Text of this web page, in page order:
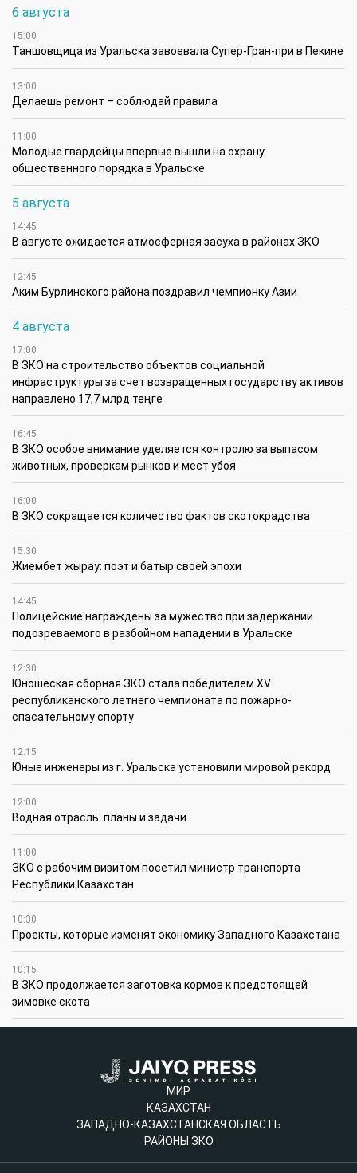
6 августа
15:00
Таншовщица из Уральска завоевала Супер-Гран-при в Пекине
13:00
Делаешь ремонт – соблюдай правила
11:00
Молодые гвардейцы впервые вышли на охрану
общественного порядка в Уральске
5 августа
14:45
В августе ожидается атмосферная засуха в районах ЗКО
12:45
Аким Бурлинского района поздравил чемпионку Азии
4 августа
17:00
В ЗКО на строительство объектов социальной
инфраструктуры за счет возвращенных государству активов
направлено 17,7 млрд теңге
16:45
В ЗКО особое внимание уделяется контролю за выпасом
животных, проверкам рынков и мест убоя
16:00
В ЗКО сокращается количество фактов скотокрадства
15:30
Жиембет жырау: поэт и батыр своей эпохи
14:45
Полицейские награждены за мужество при задержании
подозреваемого в разбойном нападении в Уральске
12:30
Юношеская сборная ЗКО стала победителем XV
республиканского летнего чемпионата по пожарно-
спасательному спорту
12:15
Юные инженеры из г. Уральска установили мировой рекорд
12:00
Водная отрасль: планы и задачи
11:00
ЗКО с рабочим визитом посетил министр транспорта
Республики Казахстан
10:30
Проекты, которые изменят экономику Западного Казахстана
10:15
В ЗКО продолжается заготовка кормов к предстоящей
зимовке скота
МИР
КАЗАХСТАН
ЗАПАДНО-КАЗАХСТАНСКАЯ ОБЛАСТЬ
РАЙОНЫ ЗКО